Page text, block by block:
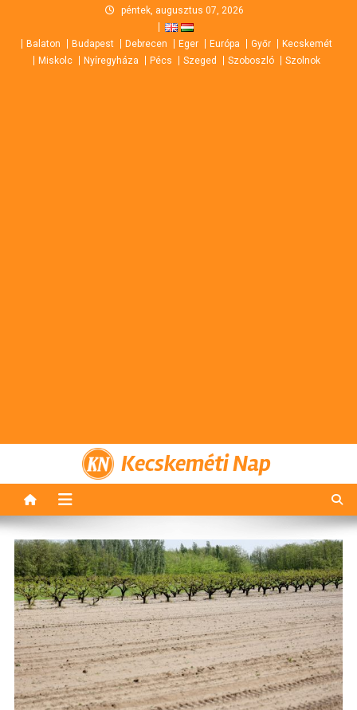
content
péntek, augusztus 07, 2026
Balaton Budapest Debrecen Eger Európa Győr
Kecskemét
Miskolc
Nyíregyháza Pécs Szeged Szoboszló Szolnok
Kecskeméti Nap